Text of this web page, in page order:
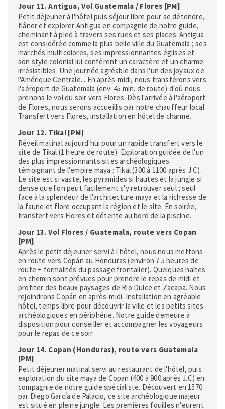
Jour 11. Antigua, Vol Guatemala / Flores [PM]
Petit déjeuner à l'hôtel puis séjour libre pour se détendre,
flâner et explorer Antigua en compagnie de notre guide,
cheminant à pied à travers ses rues et ses places. Antigua
est considérée comme la plus belle ville du Guatemala ; ses
marchés multicolores, ses impressionnantes églises et
son style colonial lui confèrent un caractère et un charme
irrésistibles. Une journée agréable dans l'un des joyaux de
l'Amérique Centrale... En après-midi, nous transférons vers
l'aéroport de Guatemala (env. 45 min. de route) d'où nous
prenons le vol du soir vers Flores. Dès l'arrivée à l'aéroport
de Flores, nous serons accueillis par notre chauffeur local.
Transfert vers Flores, installation en hôtel de charme.
Jour 12. Tikal [PM]
Réveil matinal aujourd'hui pour un rapide transfert vers le
site de Tikal (1 heure de route). Exploration guidée de l'un
des plus impressionnants sites archéologiques
témoignant de l'empire maya : Tikal (300 à 1100 après J.C).
Le site est si vaste, les pyramides si hautes et la jungle si
dense que l'on peut facilement s'y retrouver seul ; seul
face à la splendeur de l'architecture maya et la richesse de
la faune et flore occupant la région et le site. En soirée,
transfert vers Flores et détente au bord de la piscine.
Jour 13. Vol Flores / Guatemala, route vers Copan
[PM]
Après le petit déjeuner servi à l'hôtel, nous nous mettons
en route vers Copán au Honduras (environ 7.5 heures de
route + formalités du passage frontalier). Quelques haltes
en chemin sont prévues pour prendre le repas de midi et
profiter des beaux paysages de Rio Dulce et Zacapa. Nous
rejoindrons Copán en après-midi. Installation en agréable
hôtel, temps libre pour découvrir la ville et les petits sites
archéologiques en périphérie. Notre guide demeure à
disposition pour conseiller et accompagner les voyageurs
pour le repas de ce soir.
Jour 14. Copan (Honduras), route vers Guatemala
[PM]
Petit déjeuner matinal servi au restaurant de l'hôtel, puis
exploration du site maya de Copan (400 à 900 après J.C) en
compagnie de notre guide spécialiste. Découvert en 1570
par Diego García de Palacio, ce site archéologique majeur
est situé en pleine jungle. Les premières fouilles n'eurent